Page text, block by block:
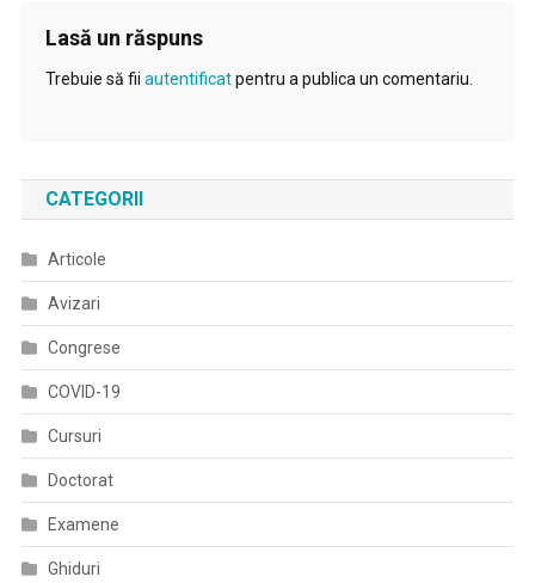
Lasă un răspuns
Trebuie să fii autentificatpentru a publica un comentariu.
CATEGORII
Articole
Avizari
Congrese
COVID-19
Cursuri
Doctorat
Examene
Ghiduri